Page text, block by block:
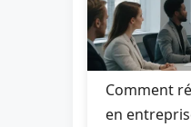
Comment
en